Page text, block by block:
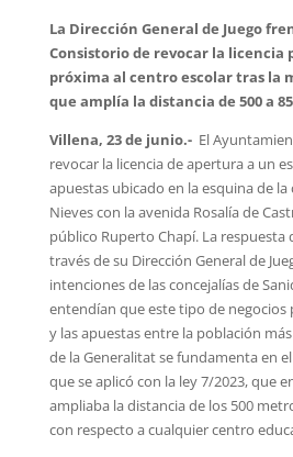
La Dirección General de Juego
Consistorio de revocar la licencia
próxima al centro escolar tras la
que amplía la distancia de 500 a
Villena, 23 de junio.- El
revocar la licencia de apertura a un
apuestas ubicado en la esquina de la
Nieves con la avenida Rosalía de
público Ruperto Chapí. La respuesta
través de su Dirección General de
intenciones de las concejalías de
entendían que este tipo de negocios
y las apuestas entre la población
de la Generalitat se fundamenta en
que se aplicó con la ley 7/2023, que
ampliaba la distancia de los 500
con respecto a cualquier centro